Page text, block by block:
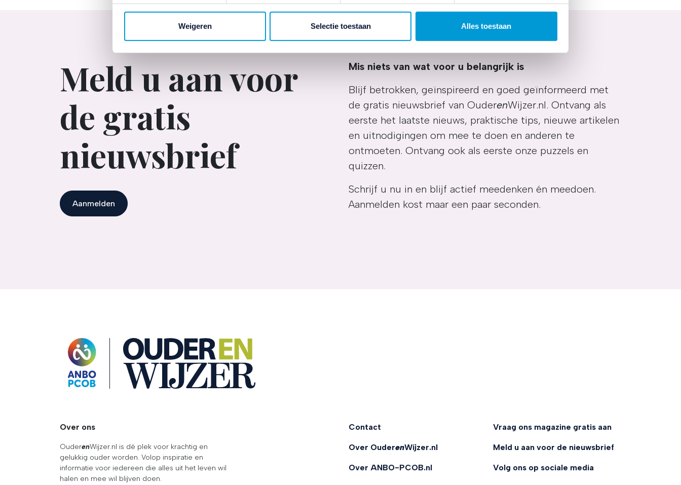
inhoud en advertenties aan te bieden.
Met deze cookies verzamelen wij en onze
110 partnersinformatie over u en volgen we uw internetgedrag binnen, en
van onze site met onze partners voor social media, adverteren en analyse. Deze partners kunnen deze gegevens
combineren met andere informatie die u aan ze heeft verstrekt of die ze hebben verzameld op basis van uw gebruik van
hun services. Verandert u later van gedachten? U kunt uw voorkeuren aanpassen of uw toestemming intrekken door te
klikken op het blauwe icoontje linksonder.
Lees hierover meer in ons
Weigeren Selectie toestaan Alles toestaan
Meld u aan voor
de gratis
nieuwsbrief
Aanmelden
Mis niets van wat voor u belangrijk is
Blijf betrokken, geïnspireerd en goed geïnformeerd met
de gratis nieuwsbrief van OuderenWijzer.nl. Ontvang als
eerste het laatste nieuws, praktische tips, nieuwe artikelen
en uitnodigingen om mee te doen en anderen te
ontmoeten. Ontvang ook als eerste onze puzzels en
quizzen.
Schrijf u nu in en blijf actief meedenken én meedoen.
Aanmelden kost maar een paar seconden.
OuderENwijzer
Over ons
OuderenWijzer.nl is dé plek voor krachtig en
gelukkig ouder worden. Volop inspiratie en
informatie voor iedereen die alles uit het leven wil
halen en mee wil blijven doen.
Contact
Over OuderenWijzer.nl
Over ANBO-PCOB.nl
Vraag ons magazine gratis aan
Meld u aan voor de nieuwsbrief
Volg ons op sociale media